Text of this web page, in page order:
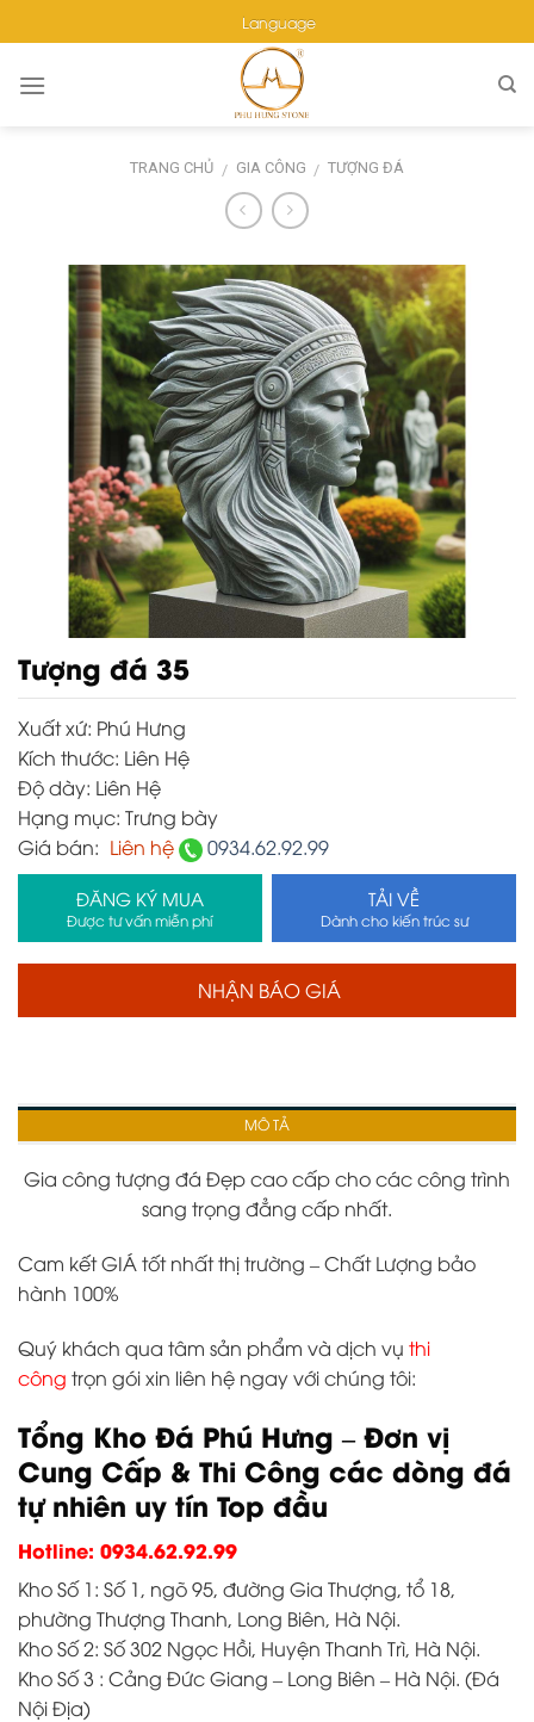
to
content
TRANG CHỦ / GIA CÔNG / TƯỢNG ĐÁ
Tượng đá 35
Xuất xứ: Phú Hưng
Kích thước: Liên Hệ
Độ dày: Liên Hệ
Hạng mục: Trưng bày
Giá bán: Liên hệ 0934.62.92.99
ĐĂNG KÝ MUA
Được tư vấn miễn phí
TẢI VỀ
Dành cho kiến trúc sư
NHẬN BÁO GIÁ
MÔ TẢ
Gia công tượng đá Đẹp cao cấp cho các công trình
sang trọng đẳng cấp nhất.
Cam kết GIÁ tốt nhất thị trường – Chất Lượng bảo
hành 100%
Quý khách qua tâm sản phẩm và dịch vụ thi
công trọn gói xin liên hệ ngay với chúng tôi:
Tổng Kho Đá Phú Hưng – Đơn vị
Cung Cấp & Thi Công các dòng đá
tự nhiên uy tín Top đầu
Hotline: 0934.62.92.99
Kho Số 1: Số 1, ngõ 95, đường Gia Thượng, tổ 18,
phường Thượng Thanh, Long Biên, Hà Nội.
Kho Số 2: Số 302 Ngọc Hồi, Huyện Thanh Trì, Hà Nội.
Kho Số 3 : Cảng Đức Giang – Long Biên – Hà Nội. (Đá
Nội Địa)
Language